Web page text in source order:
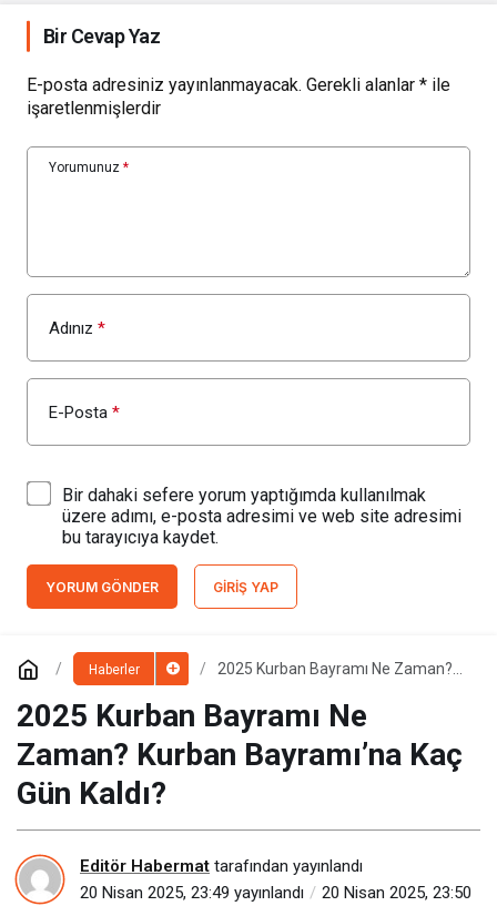
Bir Cevap Yaz
E-posta adresiniz yayınlanmayacak. Gerekli alanlar * ile
işaretlenmişlerdir
Yorumunuz *
Adınız *
E-Posta *
Bir dahaki sefere yorum yaptığımda kullanılmak
üzere adımı, e-posta adresimi ve web site adresimi
bu tarayıcıya kaydet.
YORUM GÖNDER GIRIŞ YAP
Haberler
2025 Kurban Bayramı Ne Zaman?
2025 Kurban Bayramı Ne
Zaman? Kurban Bayramı’na Kaç
Gün Kaldı?
Editör Habermat tarafından yayınlandı
20 Nisan 2025, 23:49 yayınlandı
20 Nisan 2025, 23:50